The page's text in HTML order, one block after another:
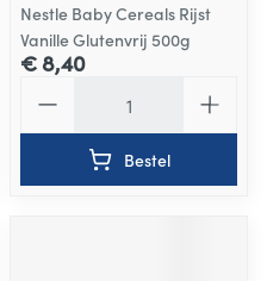
Nestle Baby Cereals Rijst
Vanille Glutenvrij 500g
€ 8,40
Bestel